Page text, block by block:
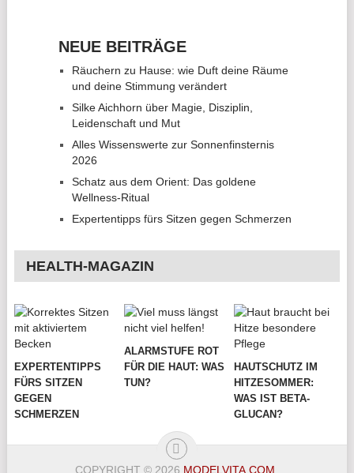
NEUE BEITRÄGE
Räuchern zu Hause: wie Duft deine Räume
und deine Stimmung verändert
Silke Aichhorn über Magie, Disziplin,
Leidenschaft und Mut
Alles Wissenswerte zur Sonnenfinsternis
2026
Schatz aus dem Orient: Das goldene
Wellness-Ritual
Expertentipps fürs Sitzen gegen Schmerzen
HEALTH-MAGAZIN
EXPERTENTIPPS
FÜRS SITZEN
GEGEN
SCHMERZEN
ALARMSTUFE ROT
FÜR DIE HAUT: WAS
TUN?
HAUTSCHUTZ IM
HITZESOMMER:
WAS IST BETA-
GLUCAN?
COPYRIGHT © 2026 MODELVITA.COM